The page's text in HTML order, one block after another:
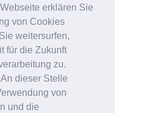
erklären Sie
von Cookies
weitersurfen,
für die Zukunft
zu.
dieser Stelle
von
und die